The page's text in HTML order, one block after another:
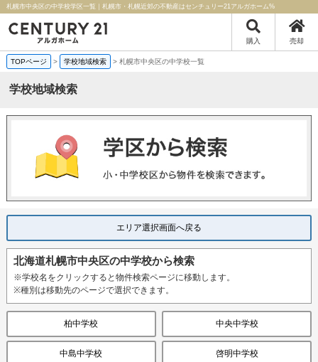
札幌市中央区の中学校学区一覧｜札幌市・札幌近郊の不動産はセンチュリー21アルガホーム%
購入 売却
TOPページ > 学校地域検索 > 札幌市中央区の中学校一覧
学校地域検索
エリア選択画面へ戻る
北海道札幌市中央区の中学校から検索
※学校名をクリックすると物件検索ページに移動します。
※種別は移動先のページで選択できます。
柏中学校 中央中学校
中島中学校 啓明中学校